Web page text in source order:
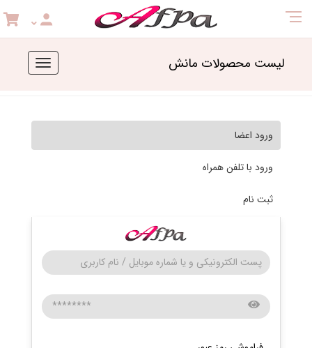
لیست محصولات مانش
Toggle
ورود اعضا
ورود با تلفن همراه
ثبت نام